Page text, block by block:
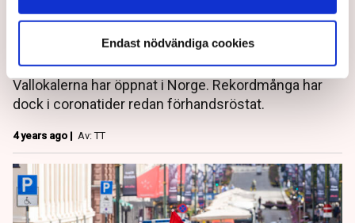
Endast nödvändiga cookies
Norska vallokaler öppna – i
skuggan av corona
Vallokalerna har öppnat i Norge. Rekordmånga har
dock i coronatider redan förhandsröstat.
4 years ago | Av: TT